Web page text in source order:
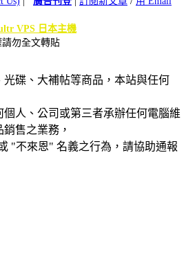
VPS 日本主機
勿全文轉貼
碟、大補帖等商品，本站與任何
人、公司或第三者承辦任何電腦維
售之業務，
"不來恩" 名義之行為，請協助通報